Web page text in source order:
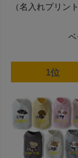
（名入れプリン
1位